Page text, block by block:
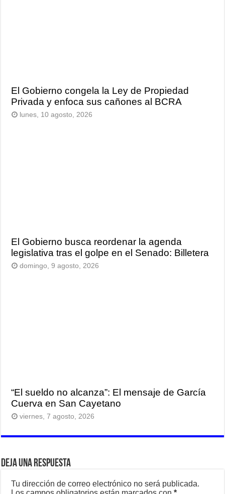
El Gobierno congela la Ley de Propiedad
Privada y enfoca sus cañones al BCRA
lunes, 10 agosto, 2026
El Gobierno busca reordenar la agenda
legislativa tras el golpe en el Senado: Billetera
domingo, 9 agosto, 2026
“El sueldo no alcanza”: El mensaje de García
Cuerva en San Cayetano
viernes, 7 agosto, 2026
Deja una respuesta
Tu dirección de correo electrónico no será publicada.